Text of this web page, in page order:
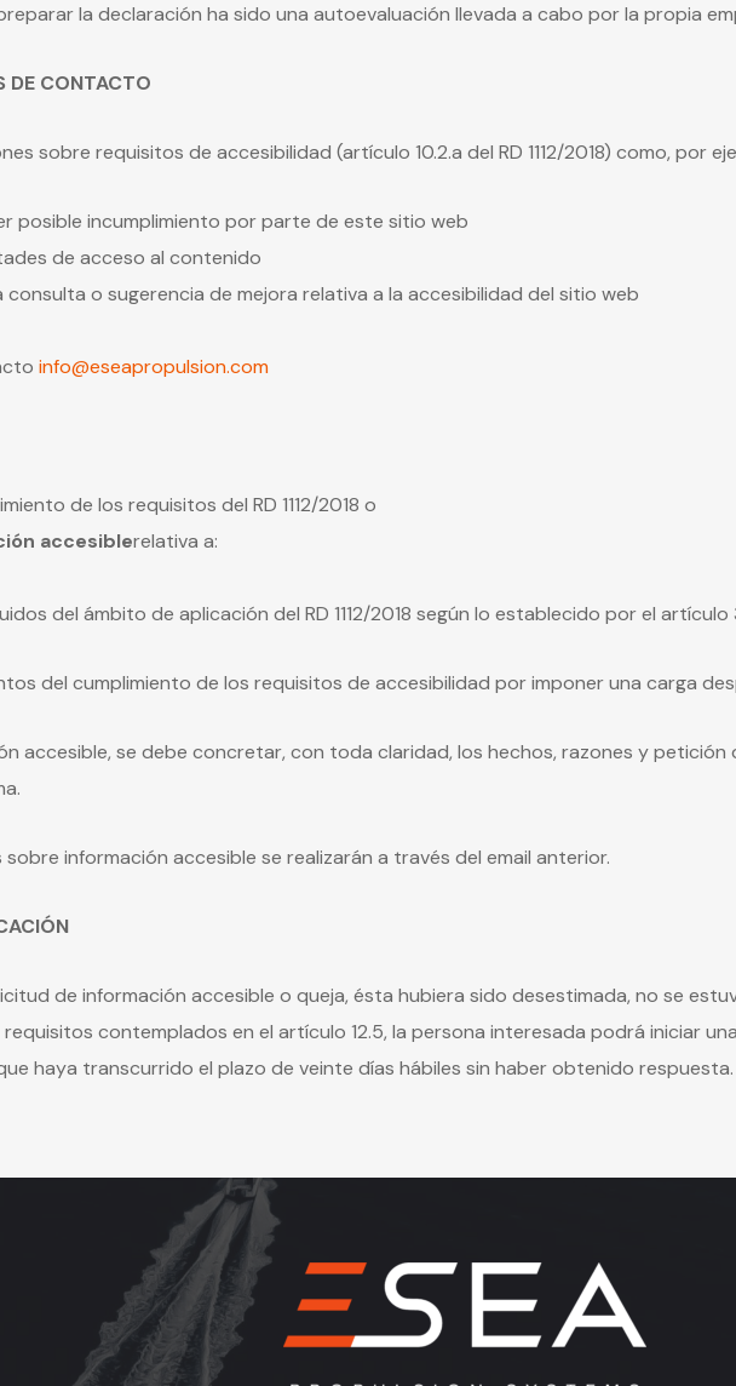
la declaración ha sido una autoevaluación llevada a cabo por la propia
DE CONTACTO
sobre requisitos de accesibilidad (artículo 10.2.a del RD 1112/2018) como, por
posible incumplimiento por parte de este sitio web
de acceso al contenido
o sugerencia de mejora relativa a la accesibilidad del sitio web
info@eseapropulsion.com
de los requisitos del RD 1112/2018 o
accesiblerelativa a:
del ámbito de aplicación del RD 1112/2018 según lo establecido por el
del cumplimiento de los requisitos de accesibilidad por imponer una carga
accesible, se debe concretar, con toda claridad, los hechos, razones y
información accesible se realizarán a través del email anterior.
de información accesible o queja, ésta hubiera sido desestimada, no se
contemplados en el artículo 12.5, la persona interesada podrá iniciar
haya transcurrido el plazo de veinte días hábiles sin haber obtenido respuesta.